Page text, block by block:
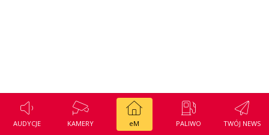
AUDYCJE KAMERY eM PALIWO TWÓJ NEWS